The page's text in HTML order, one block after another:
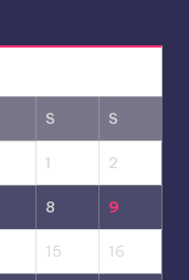
S S
1 2
8 9
15 16